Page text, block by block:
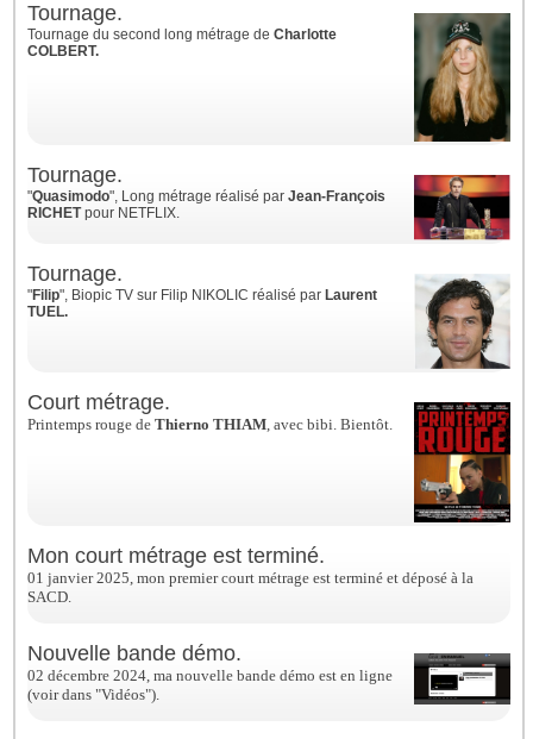
Tournage.
Tournage du second long métrage deCharlotte
COLBERT.
Tournage.
"Quasimodo", Long métrage réalisé par Jean-François
RICHETpour NETFLIX.
Tournage.
"Filip", Biopic TV sur Filip NIKOLIC réalisé parLaurent
TUEL.
Court métrage.
Printemps rouge deThierno THIAM, avec bibi. Bientôt.
Mon court métrage est terminé.
01 janvier 2025, mon premier court métrage est terminé et déposé à la
SACD.
Nouvelle bande démo.
02 décembre 2024, ma nouvelle bande démo est en ligne
(voir dans "Vidéos").